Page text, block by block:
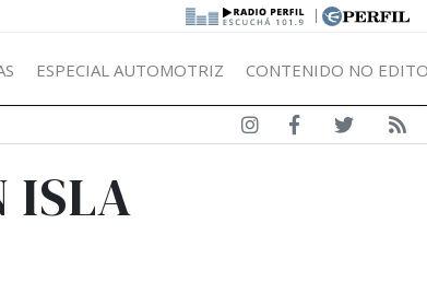
|
ESPECIAL AUTOMOTRIZ CONTENIDO NO
ISLA